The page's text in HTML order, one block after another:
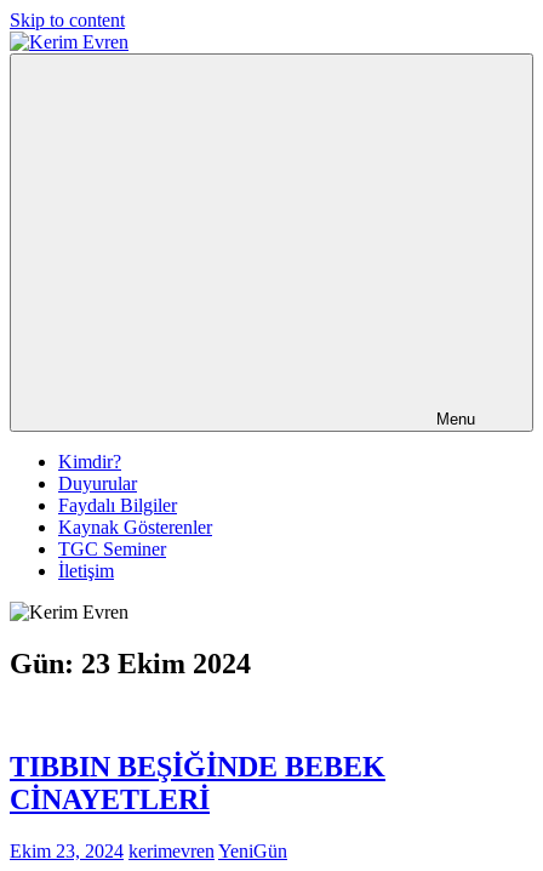
Skip to content
Menu
Kimdir?
Duyurular
Faydalı Bilgiler
Kaynak Gösterenler
TGC Seminer
İletişim
Gün: 23 Ekim 2024
TIBBIN BEŞİĞİNDE BEBEK
CİNAYETLERİ
Ekim 23, 2024 kerimevren YeniGün